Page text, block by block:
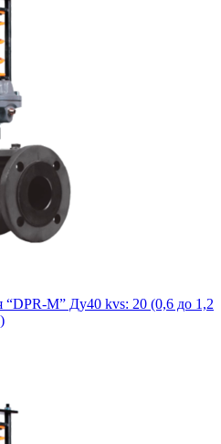
“DPR-M” Ду40 kvs: 20 (0,6 до 1,2